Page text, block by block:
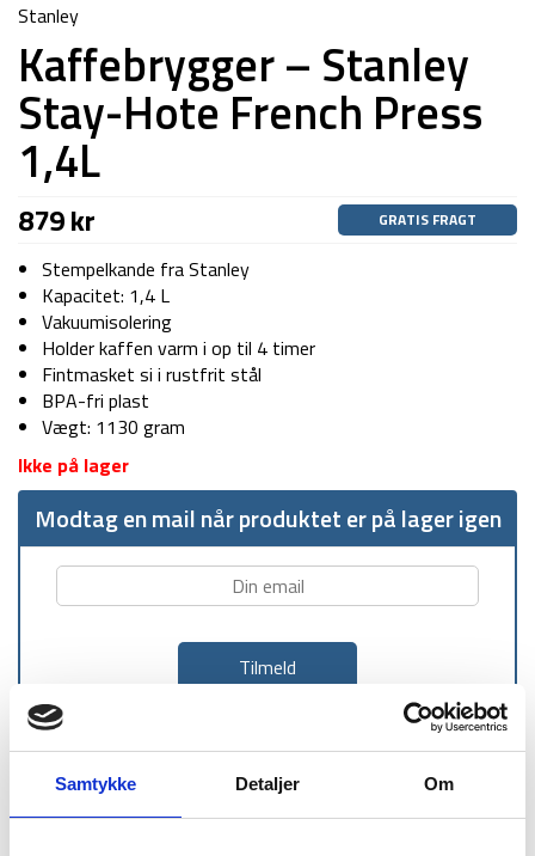
Samtykke Detaljer Om
Stanley
Kaffebrygger – Stanley
Stay-Hote French Press
1,4L
879kr GRATIS FRAGT
Stempelkande fra Stanley
Kapacitet: 1,4 L
Vakuumisolering
Holder kaffen varm i op til 4 timer
Fintmasket si i rustfrit stål
BPA-fri plast
Vægt: 1130 gram
Ikke på lager
Modtag en mail når produktet er på lager igen
levering
499 kr
returret